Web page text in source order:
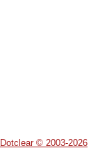
Dotclear © 2003-2026